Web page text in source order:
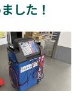
した！